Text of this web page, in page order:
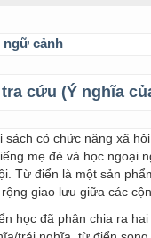
ngữ cảnh
cứu (Ý nghĩa
sách có chức năng xã
mẹ đẻ và học ngoại
Từ điển là một sản
giao lưu giữa các
học đã phân chia ra